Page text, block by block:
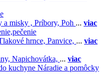
a misky , Príbory, Poh ... viac
hrnce, Panvice, ... viac
Napichovátka, ... viac
Náradie a pomôcky